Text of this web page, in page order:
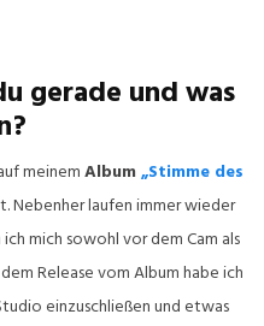
gerade und was
meinemAlbum„Stimme des
Nebenher laufen immer wieder
mich sowohl vor dem Cam als
Release vom Album habe ich
einzuschließen und etwas